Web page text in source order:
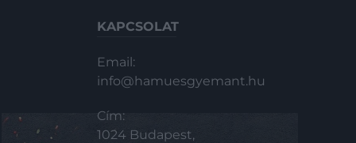
KAPCSOLAT
Email:
info@hamuesgyemant.hu
Cím:
1024 Budapest,